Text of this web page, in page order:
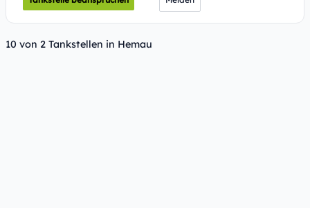
10 von 2 Tankstellen in Hemau